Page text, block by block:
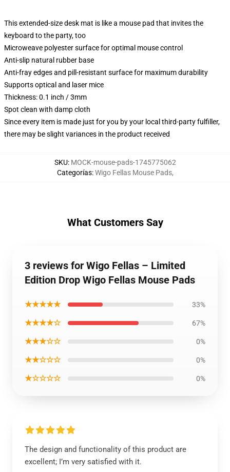
This extended-size desk mat is like a mouse pad that invites the
keyboard to the party, too
Microweave polyester surface for optimal mouse control
Anti-slip natural rubber base
Anti-fray edges and pill-resistant surface for maximum durability
Supports optical and laser mice
Thickness: 0.1 inch / 3mm
Spot clean with damp cloth
Since every item is made just for you by your local third-party fulfiller,
there may be slight variances in the product received
SKU: MOCK-mouse-pads-1745775062
Categorías:Wigo Fellas Mouse Pads,
What Customers Say
3 reviews for Wigo Fellas – Limited
Edition Drop Wigo Fellas Mouse Pads
★★★★★ 33%
★★★★☆ 67%
★★★☆☆ 0%
★★☆☆☆ 0%
★☆☆☆☆ 0%
The design and functionality of this product are
excellent; I’m very satisfied with it.